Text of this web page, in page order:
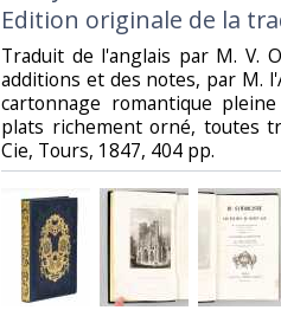
Edition originale de la
‎Traduit de l'anglais par M. V.
additions et des notes, par M.
cartonnage romantique
plats richement orné, toutes
Cie, Tours, 1847, 404 pp.‎